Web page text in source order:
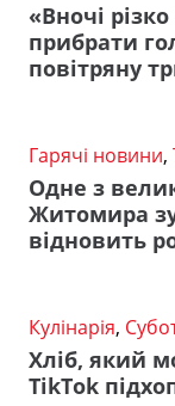
«Вночі
прибрати
повітряну
Гарячі новини,
Одне з
Житомира
відновить
Кулінарія,
Хліб, який
TikTok